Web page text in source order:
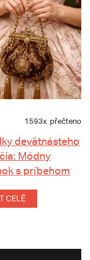
1593x přečteno
devätnásteho
Módny
s príbehom
CELÉ